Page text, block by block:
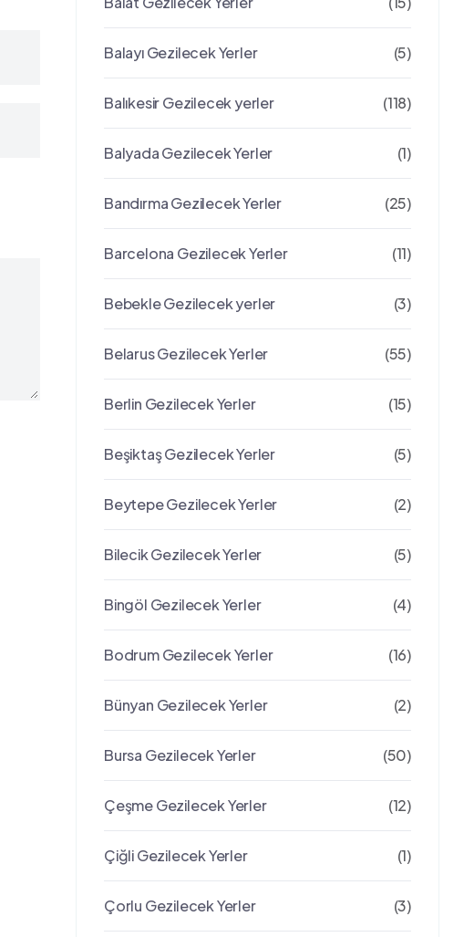
Balayı Gezilecek Yerler (5)
Balıkesir Gezilecek yerler (118)
Balyada Gezilecek Yerler (1)
Bandırma Gezilecek Yerler (25)
Barcelona Gezilecek Yerler (11)
Bebekle Gezilecek yerler (3)
Belarus Gezilecek Yerler (55)
Berlin Gezilecek Yerler (15)
Beşiktaş Gezilecek Yerler (5)
Beytepe Gezilecek Yerler (2)
Bilecik Gezilecek Yerler (5)
Bingöl Gezilecek Yerler (4)
Bodrum Gezilecek Yerler (16)
Bünyan Gezilecek Yerler (2)
Bursa Gezilecek Yerler (50)
Çeşme Gezilecek Yerler (12)
Çiğli Gezilecek Yerler (1)
Çorlu Gezilecek Yerler (3)